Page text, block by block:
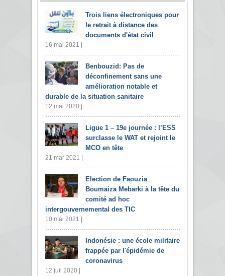
Trois liens électroniques pour
le retrait à distance des
documents d'état civil
16 mai 2021 |
Benbouzid: Pas de
déconfinement sans une
amélioration notable et
durable de la situation sanitaire
12 mai 2020 |
Ligue 1 – 19e journée : l’ESS
surclasse le WAT et rejoint le
MCO en tête
21 mar 2021 |
Election de Faouzia
Boumaiza Mebarki à la tête du
comité ad hoc
intergouvernemental des TIC
10 mai 2021 |
Indonésie : une école militaire
frappée par l'épidémie de
coronavirus
12 juil 2020 |